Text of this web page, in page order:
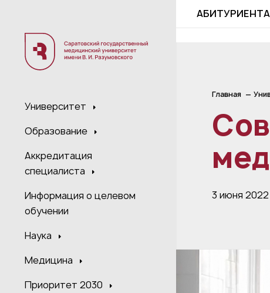
Университет
Образование
Аккредитация
специалиста
Информация о целевом
обучении
Наука
Медицина
Приоритет 2030
Главная
3 июня 2022